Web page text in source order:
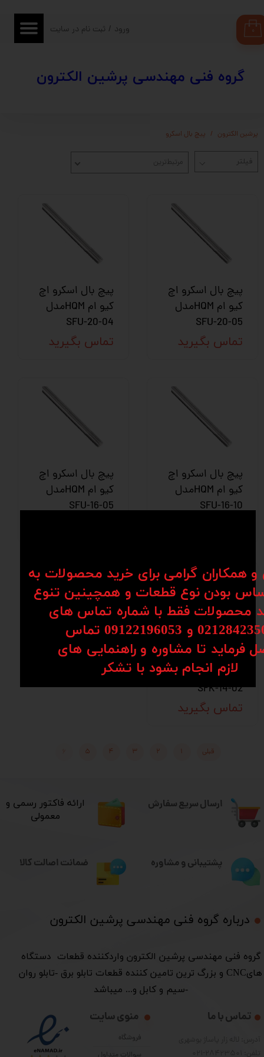
​​گروه فنی مهندسی پرشین الکترون
۰ ورود / ثبت نام در سایت
حساب کاربری من
سفارشات
پرشین الکترون پیچ بال اسکرو
مرتبط‌ترین
پیچ بال اسکرو اچ
کیو ام HQMمدل
SFU-20-05
تماس بگیرید
پیچ بال اسکرو اچ
کیو ام HQMمدل
SFU-20-04
تماس بگیرید
پیچ بال اسکرو اچ
کیو ام HQMمدل
SFU-16-10
پیچ بال اسکرو اچ
کیو ام HQMمدل
SFU-16-05
پیچ بال اسکرو اچ
کیو ام HQMمدل
SFK-14-02
تماس بگیرید
قبلی ۱ ۲ ۳ ۴ ۵
ارسال سریع سفارش
درباره گروه فنی مهندسی پرشین الکترون​​​​​​​
​گروه فنی مهندسی پرشین الکترون واردکننده قطعات دستگاه
هایCNC و بزرگ ترین تامین کننده قطعات تابلو برق -تابلو روان
-سیم و کابل و... میباشد
منوی سایت
فروشگاه
تماس با ما
​ارائه فاکتور رسمی و
معمولی
پشتیبانی و مشاوره ضمانت اصالت کالا
همکاران گرامی برای خرید محصولات به
بودن نوع قطعات و همچینین تنوع
کد محصولات فقط با شماره تماس های
و 09122196053​​​​​​​ تماس
فرماید تا مشاوره و راهنمایی های
​​​​​​​لازم انجام بشود با تشکر​​​​​​​